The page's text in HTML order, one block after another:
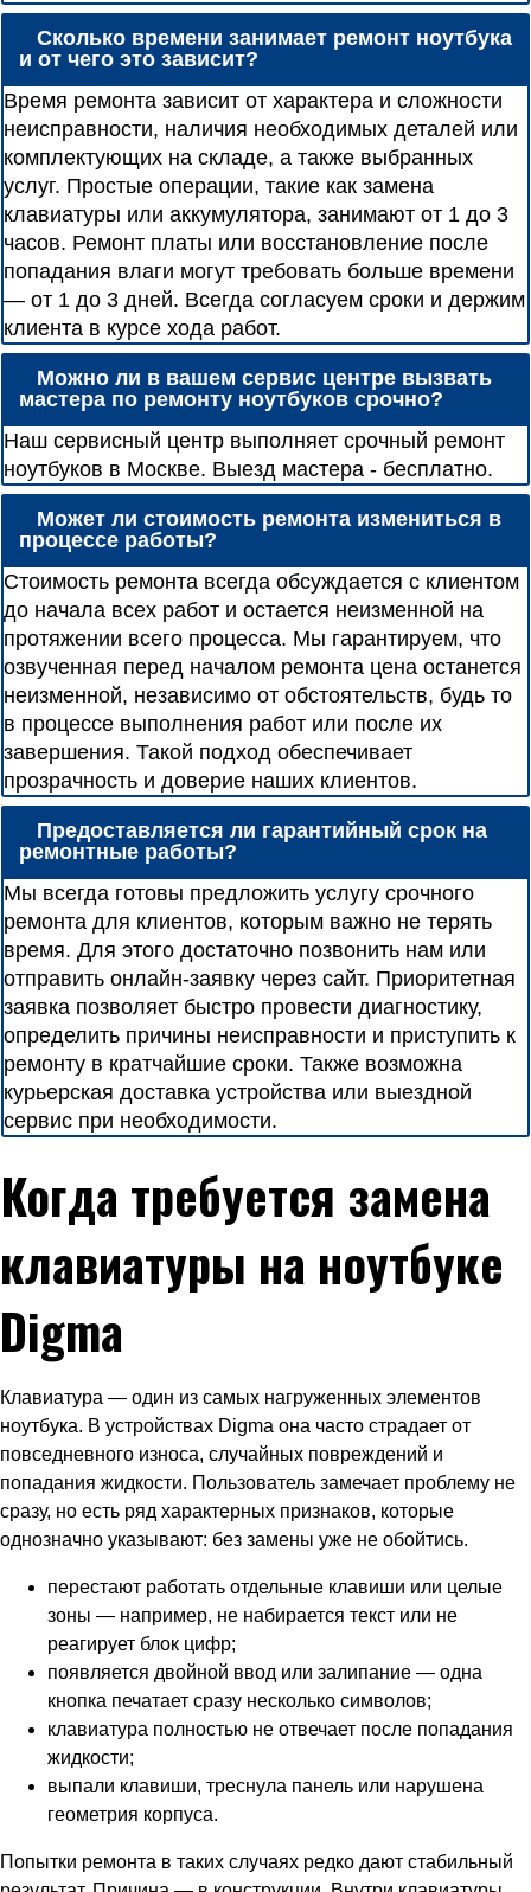
Сколько времени занимает ремонт ноутбука
и от чего это зависит?
Время ремонта зависит от характера и сложности
неисправности, наличия необходимых деталей или
комплектующих на складе, а также выбранных
услуг. Простые операции, такие как замена
клавиатуры или аккумулятора, занимают от 1 до 3
часов. Ремонт платы или восстановление после
попадания влаги могут требовать больше времени
— от 1 до 3 дней. Всегда согласуем сроки и держим
клиента в курсе хода работ.
Можно ли в вашем сервис центре вызвать
мастера по ремонту ноутбуков срочно?
Наш сервисный центр выполняет срочный ремонт
ноутбуков в Москве. Выезд мастера - бесплатно.
Может ли стоимость ремонта измениться в
процессе работы?
Стоимость ремонта всегда обсуждается с клиентом
до начала всех работ и остается неизменной на
протяжении всего процесса. Мы гарантируем, что
озвученная перед началом ремонта цена останется
неизменной, независимо от обстоятельств, будь то
в процессе выполнения работ или после их
завершения. Такой подход обеспечивает
прозрачность и доверие наших клиентов.
Предоставляется ли гарантийный срок на
ремонтные работы?
Мы всегда готовы предложить услугу срочного
ремонта для клиентов, которым важно не терять
время. Для этого достаточно позвонить нам или
отправить онлайн-заявку через сайт. Приоритетная
заявка позволяет быстро провести диагностику,
определить причины неисправности и приступить к
ремонту в кратчайшие сроки. Также возможна
курьерская доставка устройства или выездной
сервис при необходимости.
Когда требуется замена
клавиатуры на ноутбуке
Digma
Клавиатура — один из самых нагруженных элементов
ноутбука. В устройствах Digma она часто страдает от
повседневного износа, случайных повреждений и
попадания жидкости. Пользователь замечает проблему не
сразу, но есть ряд характерных признаков, которые
однозначно указывают: без замены уже не обойтись.
перестают работать отдельные клавиши или целые
зоны — например, не набирается текст или не
реагирует блок цифр;
появляется двойной ввод или залипание — одна
кнопка печатает сразу несколько символов;
клавиатура полностью не отвечает после попадания
жидкости;
выпали клавиши, треснула панель или нарушена
геометрия корпуса.
Попытки ремонта в таких случаях редко дают стабильный